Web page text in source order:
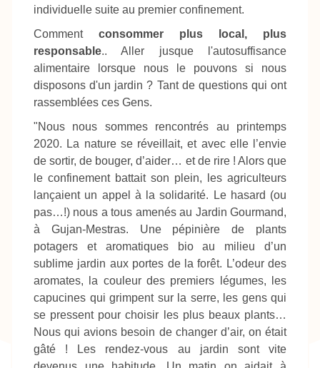
individuelle suite au premier confinement.
Comment consommer plus local, plus
responsable.. Aller jusque l'autosuffisance
alimentaire lorsque nous le pouvons si nous
disposons d'un jardin ? Tant de questions qui ont
rassemblées ces Gens.
"Nous nous sommes rencontrés au printemps
2020. La nature se réveillait, et avec elle l’envie
de sortir, de bouger, d’aider… et de rire ! Alors que
le confinement battait son plein, les agriculteurs
lançaient un appel à la solidarité. Le hasard (ou
pas…!) nous a tous amenés au Jardin Gourmand,
à Gujan-Mestras. Une pépinière de plants
potagers et aromatiques bio au milieu d’un
sublime jardin aux portes de la forêt. L’odeur des
aromates, la couleur des premiers légumes, les
capucines qui grimpent sur la serre, les gens qui
se pressent pour choisir les plus beaux plants…
Nous qui avions besoin de changer d’air, on était
gâté ! Les rendez-vous au jardin sont vite